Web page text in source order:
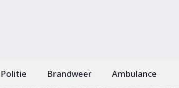
Politie Brandweer Ambulance